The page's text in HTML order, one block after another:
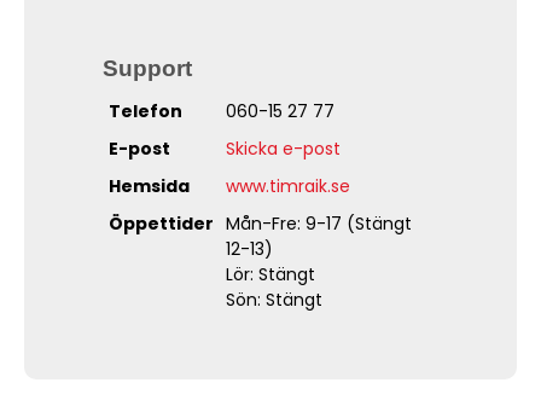
Support
Telefon
060-15 27 77
E-post
Skicka e-post
Hemsida
www.timraik.se
Öppettider Mån-Fre: 9-17 (Stängt
12-13)
Lör: Stängt
Sön: Stängt